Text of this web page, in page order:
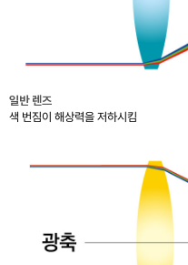
일반 렌즈
색 번짐이 해상력을 저하시킴